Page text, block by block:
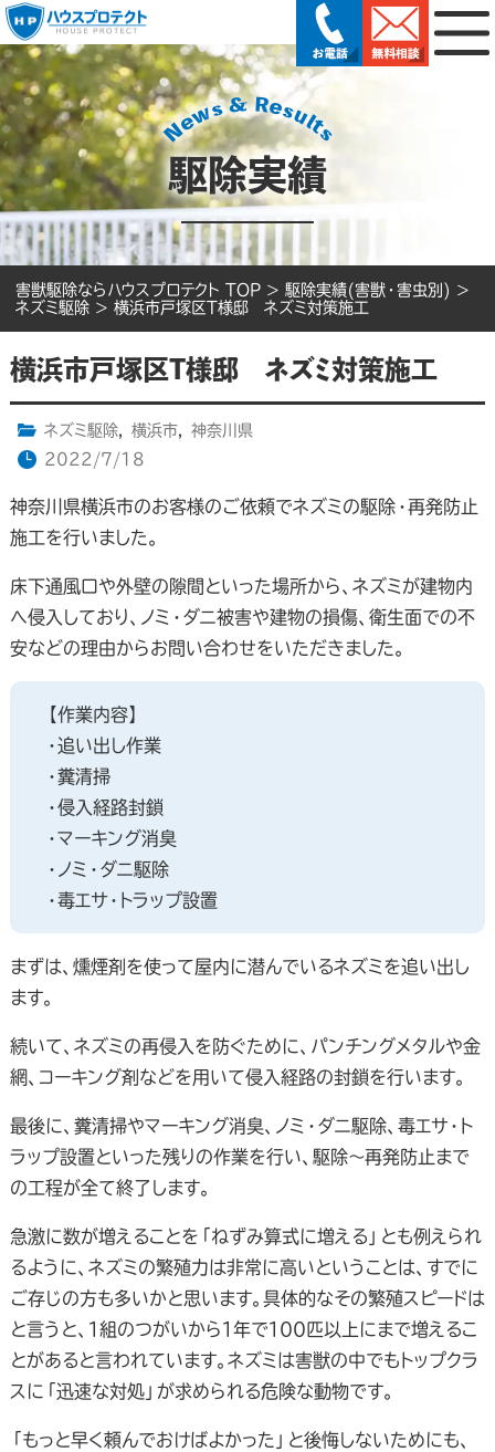
駆除実績
害獣駆除ならハウスプロテクト TOP > 駆除実績(害獣・害虫別) >
ネズミ駆除 > 横浜市戸塚区T様邸 ネズミ対策施工
横浜市戸塚区T様邸 ネズミ対策施工
ネズミ駆除, 横浜市,
神奈川県
2022/7/18
神奈川県横浜市のお客様のご依頼でネズミの駆除・再発防止
施工を行いました。
床下通風口や外壁の隙間といった場所から、ネズミが建物内
へ侵入しており、ノミ・ダニ被害や建物の損傷、衛生面での不
安などの理由からお問い合わせをいただきました。
【作業内容】
・追い出し作業
・糞清掃
・侵入経路封鎖
・マーキング消臭
・ノミ・ダニ駆除
・毒エサ・トラップ設置
まずは、燻煙剤を使って屋内に潜んでいるネズミを追い出し
ます。
続いて、ネズミの再侵入を防ぐために、パンチングメタルや金
網、コーキング剤などを用いて侵入経路の封鎖を行います。
最後に、糞清掃やマーキング消臭、ノミ・ダニ駆除、毒エサ・ト
ラップ設置といった残りの作業を行い、駆除～再発防止まで
の工程が全て終了します。
急激に数が増えることを「ねずみ算式に増える」とも例えられ
るように、ネズミの繁殖力は非常に高いということは、すでに
ご存じの方も多いかと思います。具体的なその繁殖スピードは
と言うと、１組のつがいから１年で１００匹以上にまで増えるこ
とがあると言われています。ネズミは害獣の中でもトップクラ
スに「迅速な対処」が求められる危険な動物です。
「もっと早く頼んでおけばよかった」と後悔しないためにも、